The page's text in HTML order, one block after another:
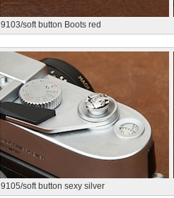
9103/soft button Boots red
9105/soft button sexy silver